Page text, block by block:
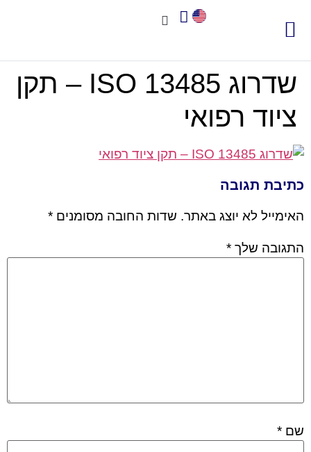
שדרוג ISO 13485 – תקן
ציוד רפואי
כתיבת תגובה
האימייל לא יוצג באתר. שדות החובה מסומנים *
התגובה שלך *
שם *